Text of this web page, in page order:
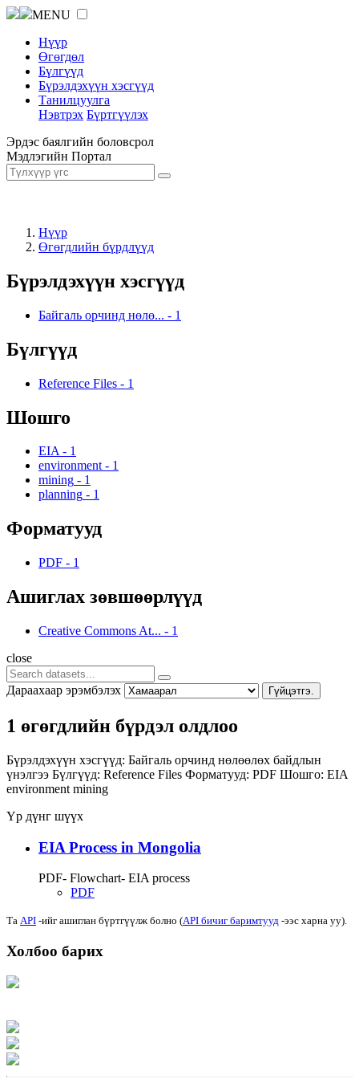
MENU
Нүүр
Өгөгдөл
Бүлгүүд
Бүрэлдэхүүн хэсгүүд
Танилцуулга
Нэвтрэх Бүртгүүлэх
Эрдэс баялгийн боловсрол
Мэдлэгийн Портал
Нүүр
Өгөгдлийн бүрдлүүд
Бүрэлдэхүүн хэсгүүд
Байгаль орчинд нөлө... - 1
Бүлгүүд
Reference Files - 1
Шошго
EIA - 1
environment - 1
mining - 1
planning - 1
Форматууд
PDF - 1
Ашиглах зөвшөөрлүүд
Creative Commons At... - 1
close
Дараахаар эрэмбэлэх Гүйцэтгэ.
1 өгөгдлийн бүрдэл олдлоо
Бүрэлдэхүүн хэсгүүд: Байгаль орчинд нөлөөлөх байдлын
үнэлгээ Бүлгүүд: Reference Files Форматууд: PDF Шошго: EIA
environment mining
Үр дүнг шүүх
EIA Process in Mongolia
PDF- Flowchart- EIA process
PDF
Та API -ийг ашиглан бүртгүүлж болно (API бичиг баримтууд -ээс харна уу).
Холбоо барих